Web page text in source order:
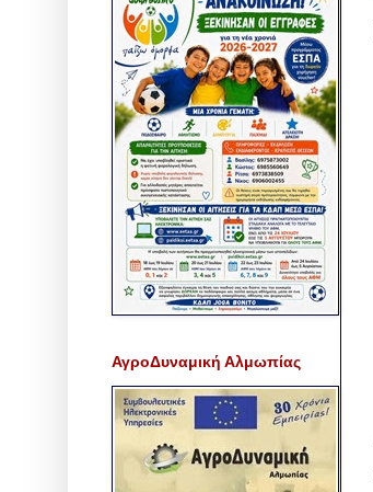
ΑγροΔυναμική Αλμωπίας